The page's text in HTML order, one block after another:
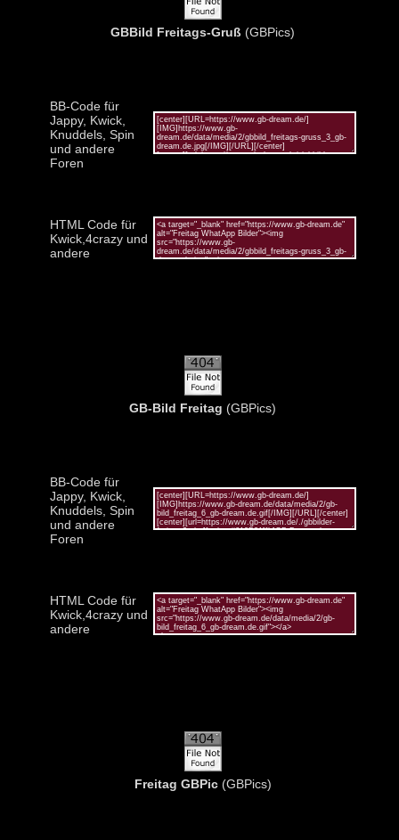
GBBild Freitags-Gruß (GBPics)
BB-Code für
Jappy, Kwick,
Knuddels, Spin
und andere
Foren
HTML Code für
Kwick,4crazy und
andere
GB-Bild Freitag (GBPics)
BB-Code für
Jappy, Kwick,
Knuddels, Spin
und andere
Foren
HTML Code für
Kwick,4crazy und
andere
Freitag GBPic(GBPics)